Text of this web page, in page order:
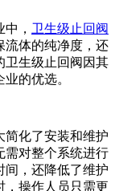
， 卫生级止回阀
流体的纯净度，还
卫生级止回阀因其
的优选。
简化了安装和维护
需对整个系统进行
间，还降低了维护
，操作人员只需更